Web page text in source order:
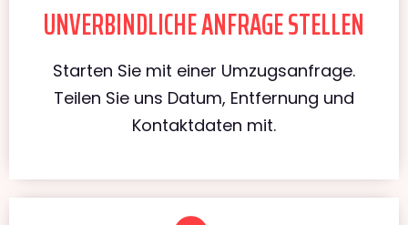
UNVERBINDLICHE ANFRAGE STELLEN
Starten Sie mit einer Umzugsanfrage.
Teilen Sie uns Datum, Entfernung und
Kontaktdaten mit.